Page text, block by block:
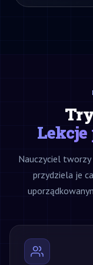
Lekcje
Nauczyciel tworzy
przydziela je